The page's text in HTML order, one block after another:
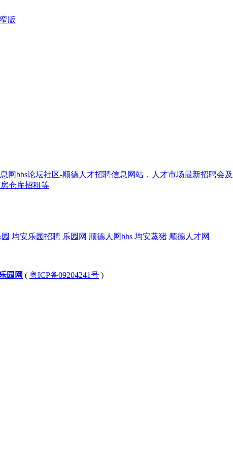
版
网bbs论坛社区-顺德人才招聘信息网站，人才市场最新招聘会
仓库招租等
均安乐园招聘 乐园网 顺德人网bbs 均安蒸猪 顺德人才网
园网 ( 粤ICP备09204241号 )